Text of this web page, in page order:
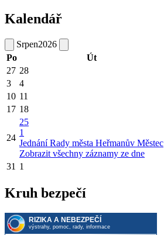
Kalendář
Srpen2026
Po
Út
27 28
3
4
10 11
17 18
24
25
1
Jednání Rady města Heřmanův Městec
Zobrazit všechny záznamy ze dne
31 1
Kruh bezpečí